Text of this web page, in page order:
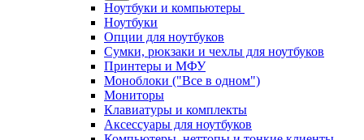
Ноутбуки и компьютеры
Ноутбуки
Опции для ноутбуков
Сумки, рюкзаки и чехлы для ноутбуков
Принтеры и МФУ
Моноблоки ("Все в одном")
Мониторы
Клавиатуры и комплекты
Аксессуары для ноутбуков